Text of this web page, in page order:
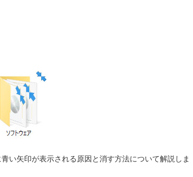
い矢印が表示される原因と消す方法について解説しま